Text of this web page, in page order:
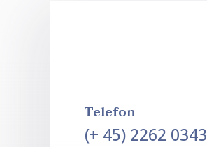
Telefon
(+ 45) 2262 0343